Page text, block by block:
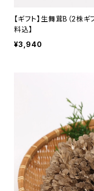
【ギフト】生舞茸B（2
料込】
¥3,940